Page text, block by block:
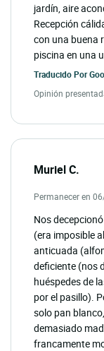
jardín, aire
Recepción
con una buena
piscina en una
Traducido Por
Opinión
Muriel C.
Permanecer en
Nos
(era imposible
anticuada
deficiente (nos
huéspedes de
por el pasillo).
solo pan
demasiado
francamente